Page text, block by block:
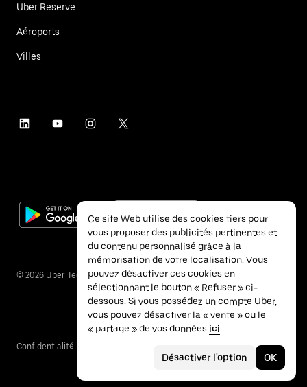
Uber Reserve
Aéroports
Villes
© 2026 Uber Technologies Inc.
Confidentialité
Ce site Web utilise des cookies tiers pour
vous proposer des publicités pertinentes et
du contenu personnalisé grâce à la
mémorisation de votre localisation. Vous
pouvez désactiver ces cookies en
sélectionnant le bouton « Refuser » ci-
dessous. Si vous possédez un compte Uber,
vous pouvez désactiver la « vente » ou le
« partage » de vos données ici.
Désactiver l'option OK